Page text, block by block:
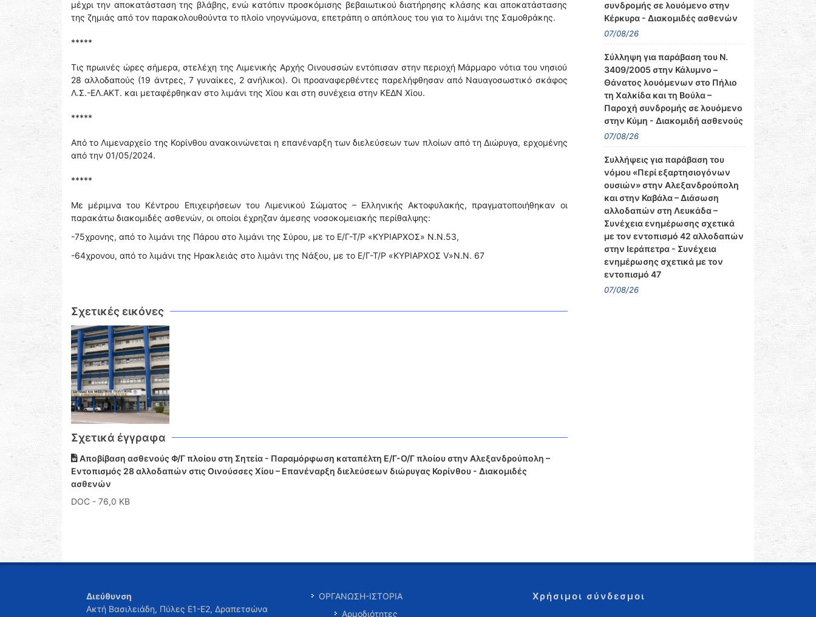
μέχρι την αποκατάσταση της βλάβης, ενώ κατόπιν προσκόμισης βεβαιωτικού διατήρησης κλάσης και αποκατάστασης
της ζημιάς από τον παρακολουθούντα το πλοίο νηογνώμονα, επετράπη ο απόπλους του για το λιμάνι της Σαμοθράκης.
*****
Τις πρωινές ώρες σήμερα, στελέχη της Λιμενικής Αρχής Οινουσσών εντόπισαν στην περιοχή Μάρμαρο νότια του νησιού
28 αλλοδαπούς (19 άντρες, 7 γυναίκες, 2 ανήλικοι). Οι προαναφερθέντες παρελήφθησαν από Ναυαγοσωστικό σκάφος
Λ.Σ.-ΕΛ.ΑΚΤ. και μεταφέρθηκαν στο λιμάνι της Χίου και στη συνέχεια στην ΚΕΔΝ Χίου.
*****
Από το Λιμεναρχείο της Κορίνθου ανακοινώνεται η επανέναρξη των διελεύσεων των πλοίων από τη Διώρυγα, ερχομένης
από την 01/05/2024.
*****
Με μέριμνα του Κέντρου Επιχειρήσεων του Λιμενικού Σώματος – Ελληνικής Ακτοφυλακής, πραγματοποιήθηκαν οι
παρακάτω διακομιδές ασθενών, οι οποίοι έχρηζαν άμεσης νοσοκομειακής περίθαλψης:
-75χρονης, από το λιμάνι της Πάρου στο λιμάνι της Σύρου, με το Ε/Γ-Τ/Ρ «ΚΥΡΙΑΡΧΟΣ» N.N.53,
-64χρονου, από το λιμάνι της Ηρακλειάς στο λιμάνι της Νάξου, με το Ε/Γ-Τ/Ρ «ΚΥΡΙΑΡΧΟΣ V»N.N. 67
Σχετικές εικόνες
Σχετικά έγγραφα
Αποβίβαση ασθενούς Φ/Γ πλοίου στη Σητεία - Παραμόρφωση καταπέλτη Ε/Γ-Ο/Γ πλοίου στην Αλεξανδρούπολη –
Εντοπισμός 28 αλλοδαπών στις Οινούσσες Χίου – Επανέναρξη διελεύσεων διώρυγας Κορίνθου - Διακομιδές
ασθενών
DOC - 76,0 KB
συνδρομής σε λουόμενο στην
Κέρκυρα - Διακομιδές ασθενών
07/08/26
Σύλληψη για παράβαση του Ν.
3409/2005 στην Κάλυμνο –
Θάνατος λουόμενων στο Πήλιο
τη Χαλκίδα και τη Βούλα –
Παροχή συνδρομής σε λουόμενο
στην Κύμη - Διακομιδή ασθενούς
07/08/26
Συλλήψεις για παράβαση του
νόμου «Περί εξαρτησιογόνων
ουσιών» στην Αλεξανδρούπολη
και στην Καβάλα – Διάσωση
αλλοδαπών στη Λευκάδα –
Συνέχεια ενημέρωσης σχετικά
με τον εντοπισμό 42 αλλοδαπών
στην Ιεράπετρα - Συνέχεια
ενημέρωσης σχετικά με τον
εντοπισμό 47
07/08/26
Διεύθυνση
Ακτή Βασιλειάδη, Πύλες Ε1-Ε2, Δραπετσώνα
ΟΡΓΑΝΩΣΗ-ΙΣΤΟΡΙΑ
Αρμοδιότητες
Χρήσιμοι σύνδεσμοι